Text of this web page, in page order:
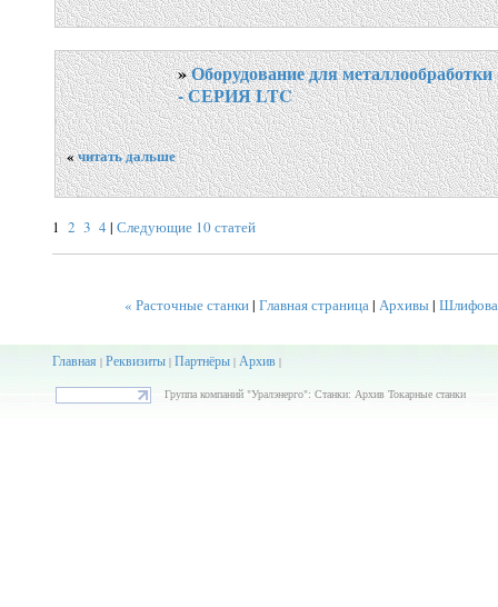
»Оборудование для
- СЕРИЯ LTC
«читать дальше
1 2 3 4 | Следующие 10 статей
« Расточные станки| Главная страница| Архивы|
Главная| Реквизиты| Партнёры| Архив|
Группа компаний "Уралэнерго": Станки: Архив Токарные станки